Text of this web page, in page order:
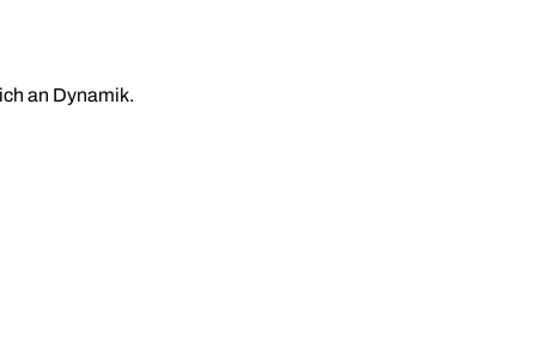
an Dynamik.